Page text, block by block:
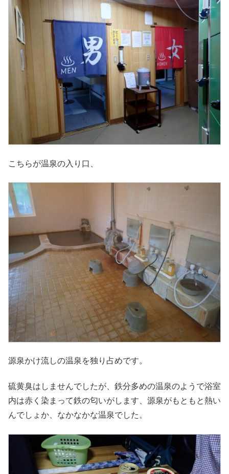
こちらが温泉の入り口、
源泉かけ流しの温泉を独り占めです。
硫黄臭はしませんでしたが、鉄分多めの温泉のようで浴室
内は赤く染まって鉄の匂いがします、源泉がもともと熱い
んでしょか、なかなかな温泉でした。